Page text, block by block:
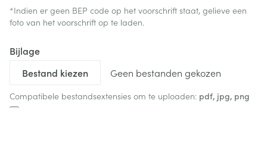
*Indien er geen BEP code op het voorschrift staat, gelieve een
foto van het voorschrift op te laden.
Bijlage
Geen bestanden gekozen
Compatibele bestandsextensies om te uploaden: pdf, jpg, png